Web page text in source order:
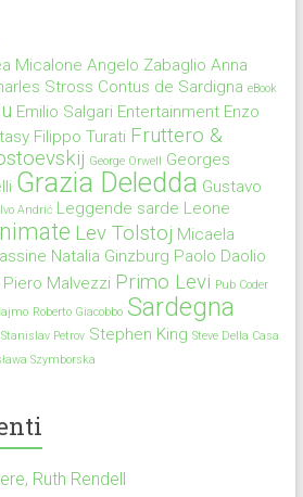
Micalone Angelo Zabaglio Anna
Stross Contus de Sardigna eBook
Emilio Salgari Entertainment Enzo
Filippo Turati Fruttero &
George Orwell Georges
Grazia Deledda Gustavo
Ivo Andrić Leggende sarde Leone
Lev Tolstoj Micaela
Natalia Ginzburg Paolo Daolio
Piero Malvezzi Primo Levi Pub Coder
Roberto Giacobbo Sardegna
Stanislav Petrov Stephen King Steve Della Casa
Szymborska
Ruth Rendell